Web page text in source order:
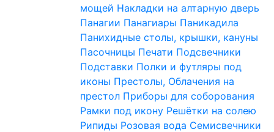
мощей Накладки на алтарную дверь
Панагии Панагиары Паникадила
Панихидные столы, крышки, кануны
Пасочницы Печати Подсвечники
Подставки Полки и футляры под
иконы Престолы, Облачения на
престол Приборы для соборования
Рамки под икону Решётки на солею
Рипиды Розовая вода Семисвечники